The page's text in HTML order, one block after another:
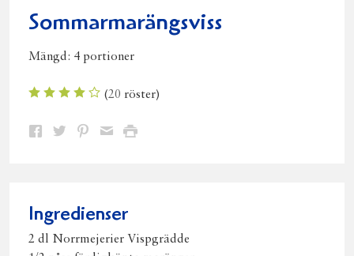
Sommarmarängsviss
Mängd: 4 portioner
(20 röster)
Dela Dela Dela DelaSkriv
Ingredienser
2 dl Norrmejerier Vispgrädde